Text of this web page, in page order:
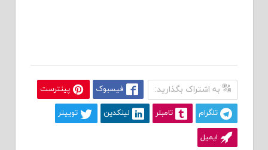
به اشتراک بگذارید: فیسبوک پینترست
تلگرام تامبلر لینکدین توییتر
ایمیل